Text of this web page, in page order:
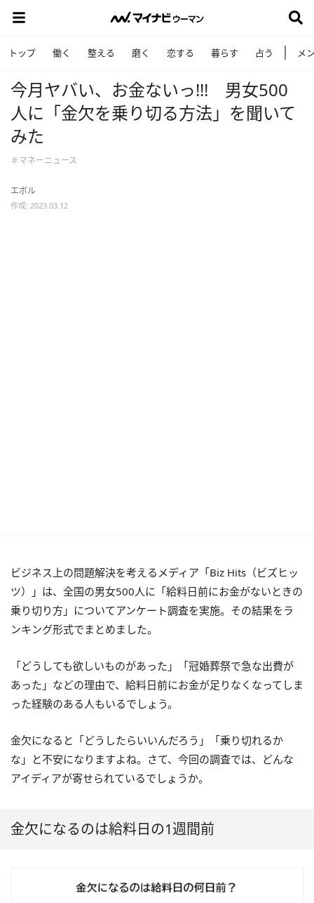
トップ 働く 整える 磨く 恋する 暮らす 占う メ
今月ヤバい、お金ないっ!!! 男女500
人に「金欠を乗り切る方法」を聞いて
みた
＃マネーニュース
エボル
作成: 2023.03.12
ビジネス上の問題解決を考えるメディア「Biz Hits（ビズヒッ
ツ）」は、全国の男女500人に「給料日前にお金がないときの
乗り切り方」についてアンケート調査を実施。その結果をラ
ンキング形式でまとめました。
「どうしても欲しいものがあった」「冠婚葬祭で急な出費が
あった」などの理由で、給料日前にお金が足りなくなってしま
った経験のある人もいるでしょう。
金欠になると「どうしたらいいんだろう」「乗り切れるか
な」と不安になりますよね。さて、今回の調査では、どんな
アイディアが寄せられているでしょうか。
金欠になるのは給料日の1週間前